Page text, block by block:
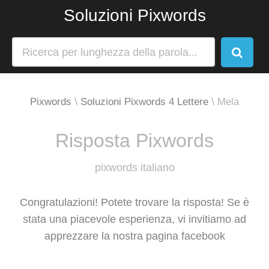
Soluzioni Pixwords
Pixwords Soluzioni Pixwords 4 Lettere Mela
Risposta Pixwords
pixwords italiano
Congratulazioni! Potete trovare la risposta! Se è
stata una piacevole esperienza, vi invitiamo ad
apprezzare la nostra pagina facebook